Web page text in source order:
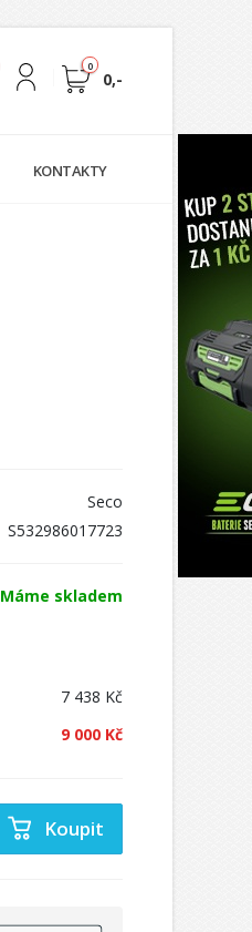
0
0,-
KONTAKTY
Seco
S532986017723
Máme skladem
7 438 Kč
9 000 Kč
Koupit